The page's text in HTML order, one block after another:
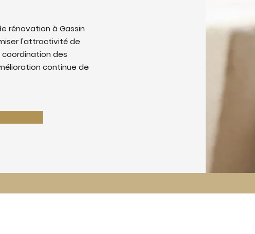
rénovation à Gassin
l'attractivité de
des
continue de